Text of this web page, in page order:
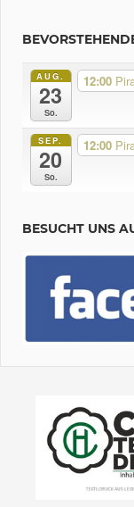
AUG.
23
So.
12:00
SEP.
20
So.
12:00
BESUCHT UNS